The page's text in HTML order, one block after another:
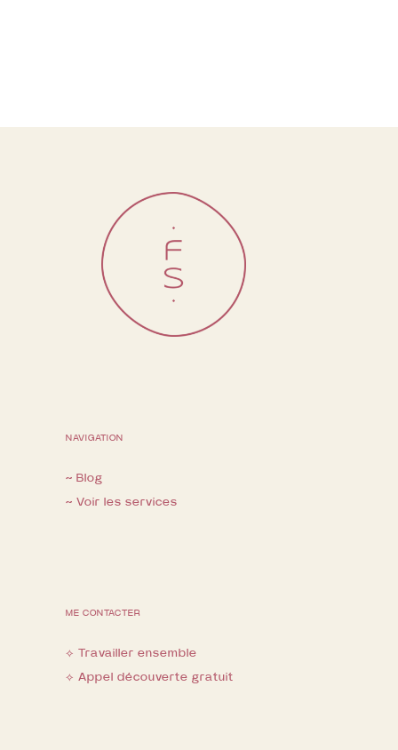
NAVIGATION
~ Blog
~ Voir les services
ME CONTACTER
⟡ Travailler ensemble
⟡ Appel découverte gratuit